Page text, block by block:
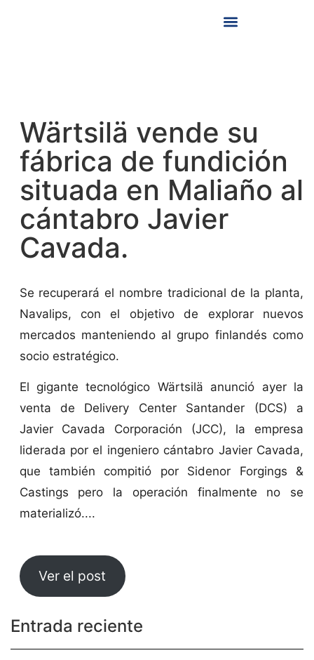
Wärtsilä vende su
fábrica de fundición
situada en Maliaño al
cántabro Javier
Cavada.
Se recuperará el nombre tradicional de la planta,
Navalips, con el objetivo de explorar nuevos
mercados manteniendo al grupo finlandés como
socio estratégico.
El gigante tecnológico Wärtsilä anunció ayer la
venta de Delivery Center Santander (DCS) a
Javier Cavada Corporación (JCC), la empresa
liderada por el ingeniero cántabro Javier Cavada,
que también compitió por Sidenor Forgings &
Castings pero la operación finalmente no se
materializó....
Ver el post
Entrada reciente